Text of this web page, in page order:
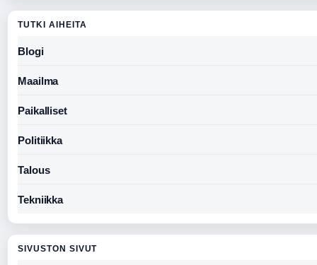
TUTKI AIHEITA
Blogi
Maailma
Paikalliset
Politiikka
Talous
Tekniikka
SIVUSTON SIVUT